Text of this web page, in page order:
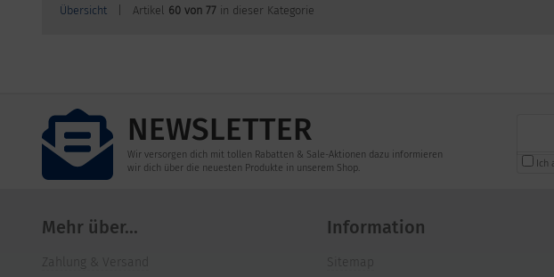
Übersicht | Artikel 60 von 77 in dieser Kategorie
NEWSLETTER
Wir versorgen dich mit tollen Rabatten & Sale-Aktionen dazu informieren
wir dich über die neuesten Produkte in unserem Shop.
Ich
Mehr über...
Zahlung & Versand
Information
Sitemap